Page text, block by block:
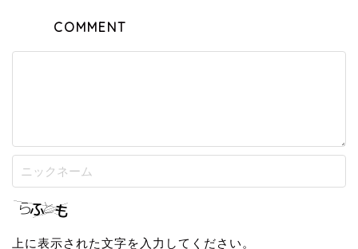
COMMENT
上に表示された文字を入力してください。